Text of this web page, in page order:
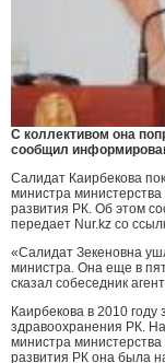
С коллективом она
сообщил
Салидат Каирбекова
министра
развития РК. Об этом
передает Nur.kz со
«Салидат Зекеновна
министра. Она еще в
сказал собеседник
Каирбекова в 2010
здравоохранения РК.
министра
развития РК она была